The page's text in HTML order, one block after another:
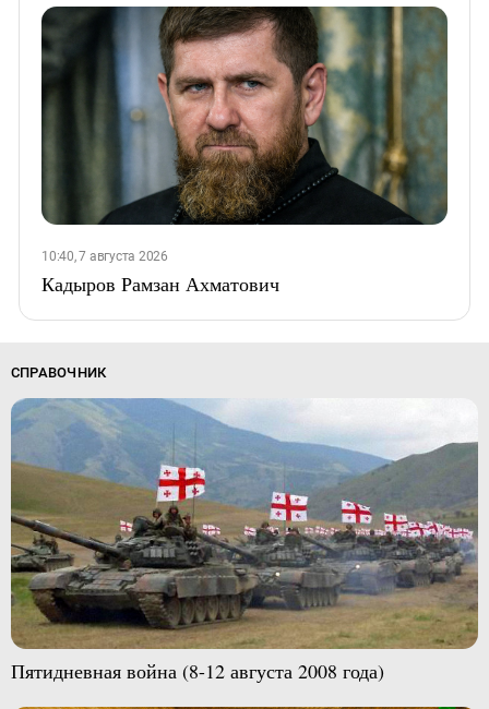
10:40, 7 августа 2026
Кадыров Рамзан Ахматович
СПРАВОЧНИК
Пятидневная война (8-12 августа 2008 года)